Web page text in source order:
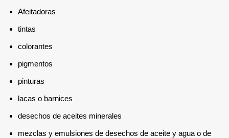
Afeitadoras
tintas
colorantes
pigmentos
pinturas
lacas o barnices
desechos de aceites minerales
mezclas y emulsiones de desechos de aceite y agua o de